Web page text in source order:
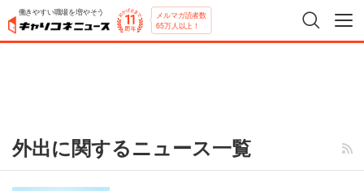
働きやすい職場を増やそう メルマガ読者数
65万人以上！
外出に関するニュース一覧